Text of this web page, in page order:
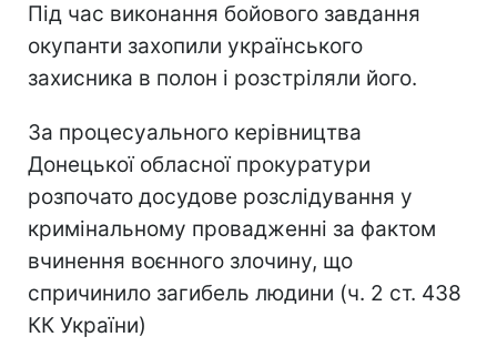
Під час виконання бойового завдання
окупанти захопили українського
захисника в полон і розстріляли його.
За процесуального керівництва
Донецької обласної прокуратури
розпочато досудове розслідування у
кримінальному провадженні за фактом
вчинення воєнного злочину, що
спричинило загибель людини (ч. 2 ст. 438
КК України)